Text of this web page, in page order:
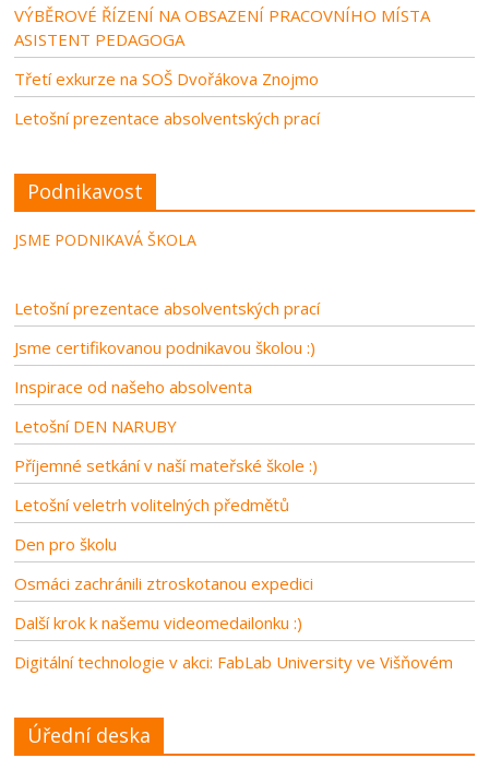
VÝBĚROVÉ ŘÍZENÍ NA OBSAZENÍ PRACOVNÍHO MÍSTA
ASISTENT PEDAGOGA
Třetí exkurze na SOŠ Dvořákova Znojmo
Letošní prezentace absolventských prací
Podnikavost
JSME PODNIKAVÁ ŠKOLA
Letošní prezentace absolventských prací
Jsme certifikovanou podnikavou školou :)
Inspirace od našeho absolventa
Letošní DEN NARUBY
Příjemné setkání v naší mateřské škole :)
Letošní veletrh volitelných předmětů
Den pro školu
Osmáci zachránili ztroskotanou expedici
Další krok k našemu videomedailonku :)
Digitální technologie v akci: FabLab University ve Višňovém
Úřední deska